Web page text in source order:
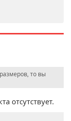
то вы
отсутствует.